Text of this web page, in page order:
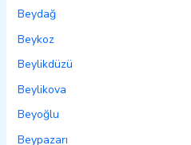
Beydağ
Beykoz
Beylikdüzü
Beylikova
Beyoğlu
Beypazarı